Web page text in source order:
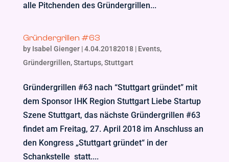
alle Pitchenden des Gründergrillen...
Gründergrillen #63
by Isabel Gienger|4.04.20182018| Events,
Gründergrillen,Startups,Stuttgart
Gründergrillen #63 nach “Stuttgart gründet” mit
dem Sponsor IHK Region Stuttgart Liebe Startup
Szene Stuttgart, das nächste Gründergrillen #63
findet am Freitag, 27. April 2018 im Anschluss an
den Kongress „Stuttgart gründet“ in der
Schankstelle statt....